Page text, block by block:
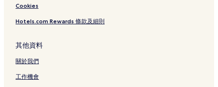
Cookies
Hotels.com Rewards 條款及細則
其他資料
關於我們
工作機會